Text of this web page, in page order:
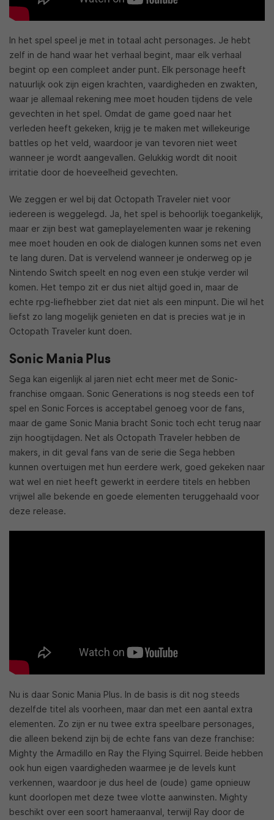
In het spel speel je met in totaal acht personages. Je hebt
zelf in de hand waar het verhaal begint, maar elk verhaal
begint op een compleet ander punt. Elk personage heeft
natuurlijk ook zijn eigen krachten, vaardigheden en zwakten,
waar je allemaal rekening mee moet houden tijdens de vele
gevechten in het spel. Omdat de game goed naar het
verleden heeft gekeken, krijg je te maken met willekeurige
battles op het veld, waardoor je van tevoren niet weet
wanneer je wordt aangevallen. Gelukkig wordt dit nooit
irritatie door de hoeveelheid gevechten.
We zeggen er wel bij dat Octopath Traveler niet voor
iedereen is weggelegd. Ja, het spel is behoorlijk toegankelijk,
maar er zijn best wat gameplayelementen waar je rekening
mee moet houden en ook de dialogen kunnen soms net even
te lang duren. Dat is vervelend wanneer je onderweg op je
Nintendo Switch speelt en nog even een stukje verder wil
komen. Het tempo zit er dus niet altijd goed in, maar de
echte rpg-liefhebber ziet dat niet als een minpunt. Die wil het
liefst zo lang mogelijk genieten en dat is precies wat je in
Octopath Traveler kunt doen.
Sonic Mania Plus
Sega kan eigenlijk al jaren niet echt meer met de Sonic-
franchise omgaan. Sonic Generations is nog steeds een tof
spel en Sonic Forces is acceptabel genoeg voor de fans,
maar de game Sonic Mania bracht Sonic toch echt terug naar
zijn hoogtijdagen. Net als Octopath Traveler hebben de
makers, in dit geval fans van de serie die Sega hebben
kunnen overtuigen met hun eerdere werk, goed gekeken naar
wat wel en niet heeft gewerkt in eerdere titels en hebben
vrijwel alle bekende en goede elementen teruggehaald voor
deze release.
Nu is daar Sonic Mania Plus. In de basis is dit nog steeds
dezelfde titel als voorheen, maar dan met een aantal extra
elementen. Zo zijn er nu twee extra speelbare personages,
die alleen bekend zijn bij de echte fans van deze franchise:
Mighty the Armadillo en Ray the Flying Squirrel. Beide hebben
ook hun eigen vaardigheden waarmee je de levels kunt
verkennen, waardoor je dus heel de (oude) game opnieuw
kunt doorlopen met deze twee vlotte aanwinsten. Mighty
beschikt over een soort hameraanval, terwijl Ray door de